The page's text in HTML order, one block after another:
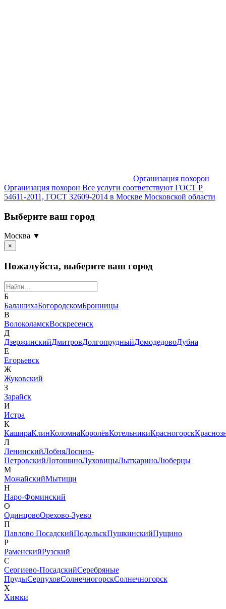
Организация похорон
Организация похорон Все услуги соответствуют ГОСТ Р
54611-2011, ГОСТ 32609-2014 в Москве Московской области
Выберите ваш город
Москва ▼
×
Пожалуйста, выберите ваш город
Б
БалашихаБогородскомБронницы
В
ВолоколамскВоскресенск
Д
ДзержинскийДмитровДолгопрудныйДомодедовоДубна
Е
Егорьевск
Ж
Жуковский
З
Зарайск
И
Истра
К
КашираКлинКоломнаКоролёвКотельникиКрасногорск
Л
ЛенинскийЛобняЛосино-
ПетровскийЛотошиноЛуховицыЛыткариноЛюберцы
М
МожайскийМытищи
Н
Наро-Фоминский
О
ОдинцовоОрехово-Зуево
П
Павлово ПосадскийПодольскПушкинскийПущино
Р
РаменскийРузский
С
Сергиево-ПосадскийСеребряные
ПрудыСерпуховСолнечногорскСолнечногорск
Х
Химки